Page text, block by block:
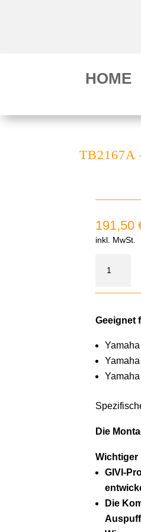
HOME
TB2167A
191,50
inkl. MwSt.
Geeignet
Die
Wichtiger
GIVI-
Die